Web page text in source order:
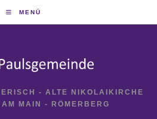
MENÜ
- ALTE NIKOLAIKIRCHE
MAIN - RÖMERBERG